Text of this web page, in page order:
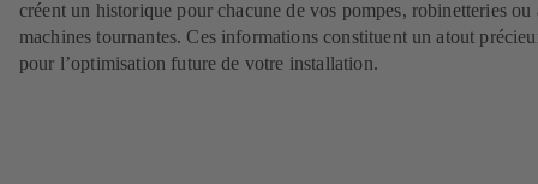
créent un historique pour chacune de vos pompes, robinetteries ou
machines tournantes. Ces informations constituent un atout
pour l’optimisation future de votre installation.